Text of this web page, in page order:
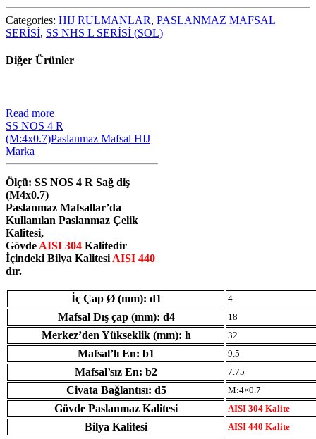
Categories: HIJ RULMANLAR, PASLANMAZ MAFSAL
SERİSİ, SS NHS L SERİSİ (SOL)
Diğer Ürünler
Read more
SS NOS 4 R
(M:4x0.7)Paslanmaz Mafsal HIJ
Marka
Ölçü: SS NOS 4 R Sağ diş
(M4x0.7)
Paslanmaz Mafsallar’da
Kullanılan Paslanmaz Çelik
Kalitesi,
Gövde AISI 304 Kalitedir
İçindeki Bilya Kalitesi AISI 440
dır.
İç Çap Ø (mm): d1 4
Mafsal Dış çap (mm): d4 18
Merkez’den Yükseklik (mm): h 32
Mafsal’lı En: b1 9.5
Mafsal’sız En: b2 7.75
Civata Bağlantısı: d5 M:4×0.7
Gövde Paslanmaz Kalitesi AISI 304 Kalite
Bilya Kalitesi AISI 440 Kalite